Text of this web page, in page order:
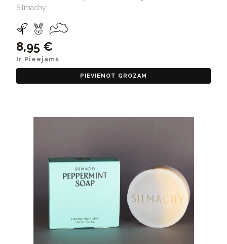
Silmachy
8,95 €
Ir Pieejams
PIEVIENOT GROZAM